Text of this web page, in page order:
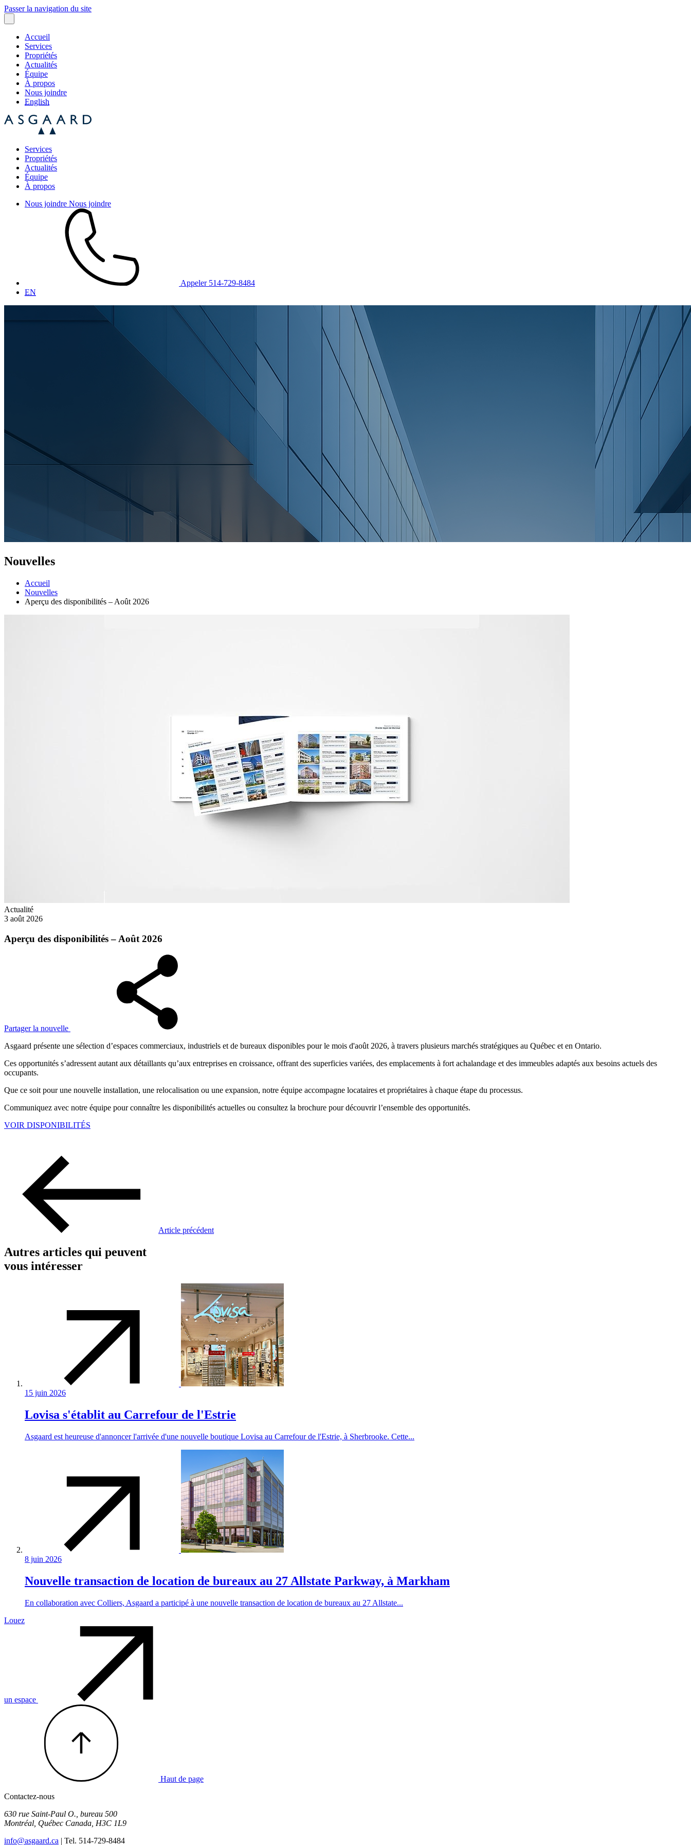
Passer la navigation du site
Accueil
Services
Propriétés
Actualités
Équipe
À propos
Nous joindre
English
Services
Propriétés
Actualités
Équipe
À propos
Nous joindre Nous joindre
Appeler 514-729-8484
EN
Nouvelles
Accueil
Nouvelles
Aperçu des disponibilités – Août 2026
Actualité
3 août 2026
Aperçu des disponibilités – Août 2026
Partager la nouvelle
Asgaard présente une sélection d’espaces commerciaux, industriels et de bureaux disponibles pour le mois d'août 2026, à travers plusieurs marchés stratégiques au Québec et en Ontario.
Ces opportunités s’adressent autant aux détaillants qu’aux entreprises en croissance, offrant des superficies variées, des emplacements à fort achalandage et des immeubles adaptés aux besoins actuels des
occupants.
Que ce soit pour une nouvelle installation, une relocalisation ou une expansion, notre équipe accompagne locataires et propriétaires à chaque étape du processus.
Communiquez avec notre équipe pour connaître les disponibilités actuelles ou consultez la brochure pour découvrir l’ensemble des opportunités.
VOIR DISPONIBILITÉS
Article précédent
Autres articles qui peuvent
vous intéresser
15 juin 2026
Lovisa s'établit au Carrefour de l'Estrie
Asgaard est heureuse d'annoncer l'arrivée d'une nouvelle boutique Lovisa au Carrefour de l'Estrie, à Sherbrooke. Cette...
8 juin 2026
Nouvelle transaction de location de bureaux au 27 Allstate Parkway, à Markham
En collaboration avec Colliers, Asgaard a participé à une nouvelle transaction de location de bureaux au 27 Allstate...
Louez
un espace
Haut de page
Contactez-nous
630 rue Saint-Paul O., bureau 500
Montréal Québec Canada H3C 1L9
info@asgaard.ca | Tel. 514-729-8484